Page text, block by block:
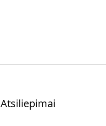
Atsiliepimai